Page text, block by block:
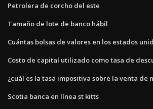
Petrolera de corcho del este
Tamaño de lote de banco hábil
Cuántas bolsas de valores en los estados
Costo de capital utilizado como tasa de
¿cuál es la tasa impositiva sobre la venta de
Scotia banca en línea st kitts